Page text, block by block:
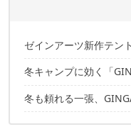
ゼインアーツ新作テン
冬キャンプに効く「
秋冬キャンプにうれし
冬も頼れる一張、